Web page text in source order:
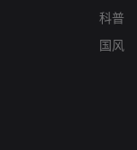
科普
国风